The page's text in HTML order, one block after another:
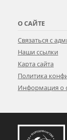
О САЙТЕ
Связаться с
Наши ссылки
Карта сайта
Политика
Информация о